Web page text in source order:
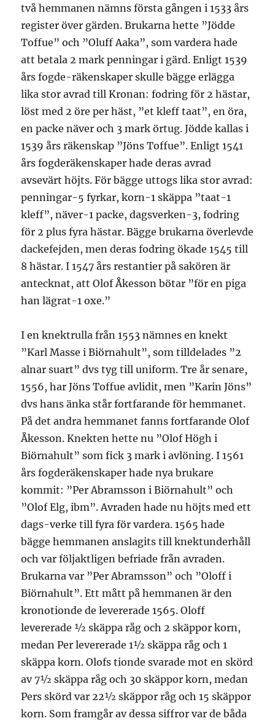
två hemmanen nämns första gången i 1533 års
register över gärden. Brukarna hette ”Jödde
Toffue” och ”Oluff Aaka”, som vardera hade
att betala 2 mark penningar i gärd. Enligt 1539
års fogde-räkenskaper skulle bägge erlägga
lika stor avrad till Kronan: fodring för 2 hästar,
löst med 2 öre per häst, ”et kleff taat”, en öra,
en packe näver och 3 mark örtug. Jödde kallas i
1539 års räkenskap ”Jöns Toffue”. Enligt 1541
års fogderäkenskaper hade deras avrad
avsevärt höjts. För bägge uttogs lika stor avrad:
penningar-5 fyrkar, korn-1 skäppa ”taat-1
kleff”, näver-1 packe, dagsverken-3, fodring
för 2 plus fyra hästar. Bägge brukarna överlevde
dackefejden, men deras fodring ökade 1545 till
8 hästar. I 1547 års restantier på sakören är
antecknat, att Olof Åkesson bötar ”för en piga
han lägrat-1 oxe.”
I en knektrulla från 1553 nämnes en knekt
”Karl Masse i Biörnahult”, som tilldelades ”2
alnar suart” dvs tyg till uniform. Tre år senare,
1556, har Jöns Toffue avlidit, men ”Karin Jöns”
dvs hans änka står fortfarande för hemmanet.
På det andra hemmanet fanns fortfarande Olof
Åkesson. Knekten hette nu ”Olof Högh i
Biörnahult” som fick 3 mark i avlöning. I 1561
års fogderäkenskaper hade nya brukare
kommit: ”Per Abramsson i Biörnahult” och
”Olof Elg, ibm”. Avraden hade nu höjts med ett
dags-verke till fyra för vardera. 1565 hade
bägge hemmanen anslagits till knektunderhåll
och var följaktligen befriade från avraden.
Brukarna var ”Per Abramsson” och ”Oloff i
Biörnahult”. Ett mått på hemmanen är den
kronotionde de levererade 1565. Oloff
levererade ½ skäppa råg och 2 skäppor korn,
medan Per levererade 1½ skäppa råg och 1
skäppa korn. Olofs tionde svarade mot en skörd
av 7½ skäppa råg och 30 skäppor korn, medan
Pers skörd var 22½ skäppor råg och 15 skäppor
korn. Som framgår av dessa siffror var de båda